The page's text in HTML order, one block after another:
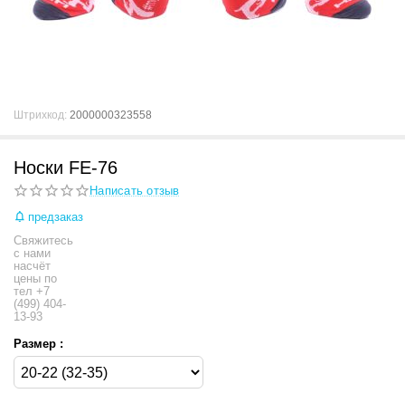
Штрихкод: 2000000323558
Носки FE-76
Написать отзыв
предзаказ
Свяжитесь
с нами
насчёт
цены по
тел +7
(499) 404-
13-93
Размер :